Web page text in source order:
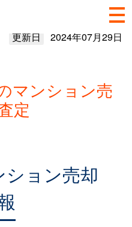
更新日 2024年07月29日
マンション売
定
ョン売却